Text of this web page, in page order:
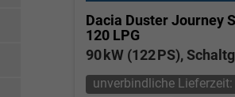
Dacia Duster Journey
120 LPG
90 kW (122 PS),
unverbindliche Lieferzeit: